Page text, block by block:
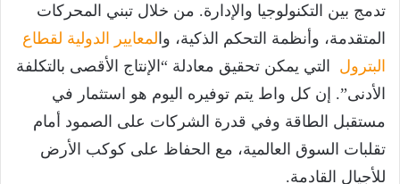
تدمج بين التكنولوجيا والإدارة. من خلال تبني المحركات
المتقدمة، وأنظمة التحكم الذكية، والمعايير الدولية لقطاع
البترول التي يمكن تحقيق معادلة “الإنتاج الأقصى بالتكلفة
الأدنى”. إن كل واط يتم توفيره اليوم هو استثمار في
مستقبل الطاقة وفي قدرة الشركات على الصمود أمام
تقلبات السوق العالمية، مع الحفاظ على كوكب الأرض
للأجيال القادمة.